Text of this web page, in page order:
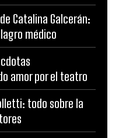
Catalina Galcerán:
médico
amor por el teatro
todo sobre la